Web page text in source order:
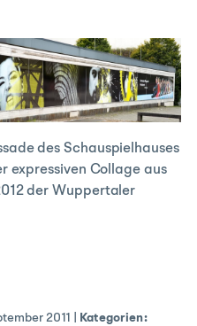
des Schauspielhauses
expressiven Collage aus
der Wuppertaler
2011
Kategorien: